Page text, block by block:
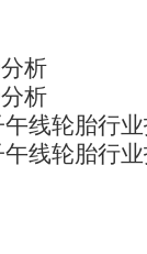
析
析
线轮胎行
线轮胎行